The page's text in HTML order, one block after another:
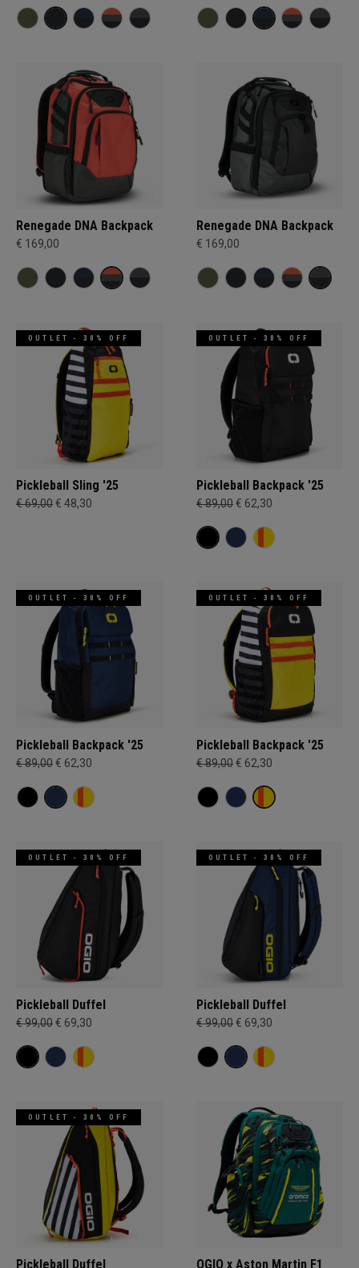
Renegade DNA Backpack
€ 169,00
Renegade DNA Backpack
€ 169,00
OUTLET - 30% OFF
Pickleball Sling '25
€ 69,00€ 48,30
OUTLET - 30% OFF
Pickleball Backpack '25
€ 89,00€ 62,30
OUTLET - 30% OFF
Pickleball Backpack '25
€ 89,00€ 62,30
OUTLET - 30% OFF
Pickleball Backpack '25
€ 89,00€ 62,30
OUTLET - 30% OFF
Pickleball Duffel
€ 99,00€ 69,30
OUTLET - 30% OFF
Pickleball Duffel
€ 99,00€ 69,30
OUTLET - 30% OFF
Pickleball Duffel
OGIO x Aston Martin F1